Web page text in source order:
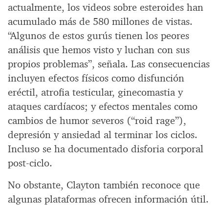
actualmente, los videos sobre esteroides han
acumulado más de 580 millones de vistas.
“Algunos de estos gurús tienen los peores
análisis que hemos visto y luchan con sus
propios problemas”, señala. Las consecuencias
incluyen efectos físicos como disfunción
eréctil, atrofia testicular, ginecomastia y
ataques cardíacos; y efectos mentales como
cambios de humor severos (“roid rage”),
depresión y ansiedad al terminar los ciclos.
Incluso se ha documentado disforia corporal
post-ciclo.
No obstante, Clayton también reconoce que
algunas plataformas ofrecen información útil.